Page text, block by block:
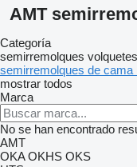
AMT
Categoría
semirremolques volquetes
semirremolques de cama
mostrar todos
Marca
No se han encontrado
AMT
OKA OKHS OKS